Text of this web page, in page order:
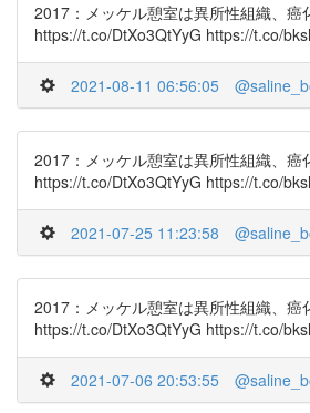
2017：メッケル憩室は異所性組織、癌
https://t.co/DtXo3QtYyG https://t.co/
2021-08-11 06:56:05
2017：メッケル憩室は異所性組織、癌
https://t.co/DtXo3QtYyG https://t.co/
2021-07-25 11:23:58
2017：メッケル憩室は異所性組織、癌
https://t.co/DtXo3QtYyG https://t.co/
2021-07-06 20:53:55